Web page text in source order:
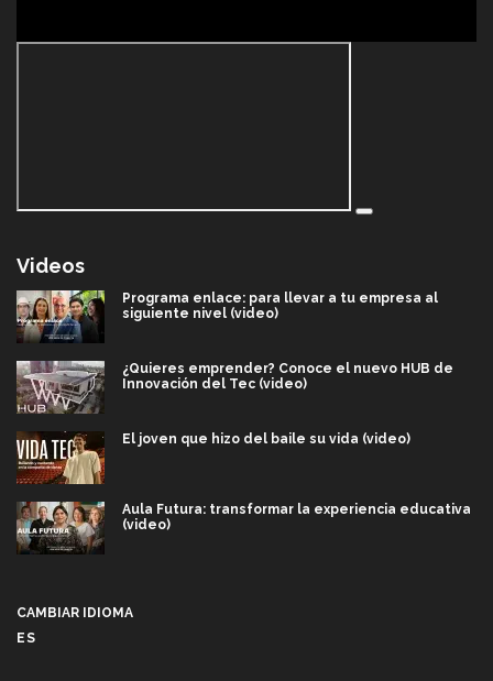
Videos
Programa enlace: para llevar a tu empresa al
siguiente nivel (video)
¿Quieres emprender? Conoce el nuevo HUB de
Innovación del Tec (video)
El joven que hizo del baile su vida (video)
Aula Futura: transformar la experiencia educativa
(video)
CAMBIAR IDIOMA
ES